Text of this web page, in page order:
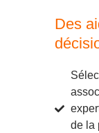
Des
de la